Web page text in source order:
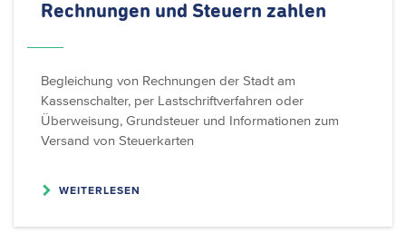
Rechnungen und Steuern zahlen
Begleichung von Rechnungen der Stadt am
Kassenschalter, per Lastschriftverfahren oder
Überweisung, Grundsteuer und Informationen zum
Versand von Steuerkarten
WEITERLESEN